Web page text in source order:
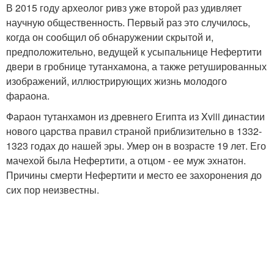
В 2015 году археолог ривз уже второй раз удивляет
научную общественность. Первый раз это случилось,
когда он сообщил об обнаружении скрытой и,
предположительно, ведущей к усыпальнице Нефертити
двери в гробнице тутанхамона, а также ретушированных
изображений, иллюстрирующих жизнь молодого
фараона.
Фараон тутанхамон из древнего Египта из Xviii династии
нового царства правил страной приблизительно в 1332-
1323 годах до нашей эры. Умер он в возрасте 19 лет. Его
мачехой была Нефертити, а отцом - ее муж эхнатон.
Причины смерти Нефертити и место ее захоронения до
сих пор неизвестны.